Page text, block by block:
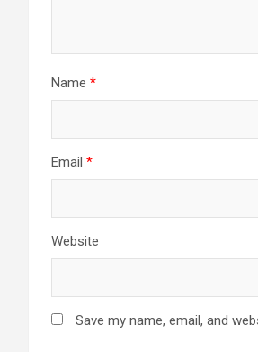
Name *
Email *
Website
Save my name, email, and